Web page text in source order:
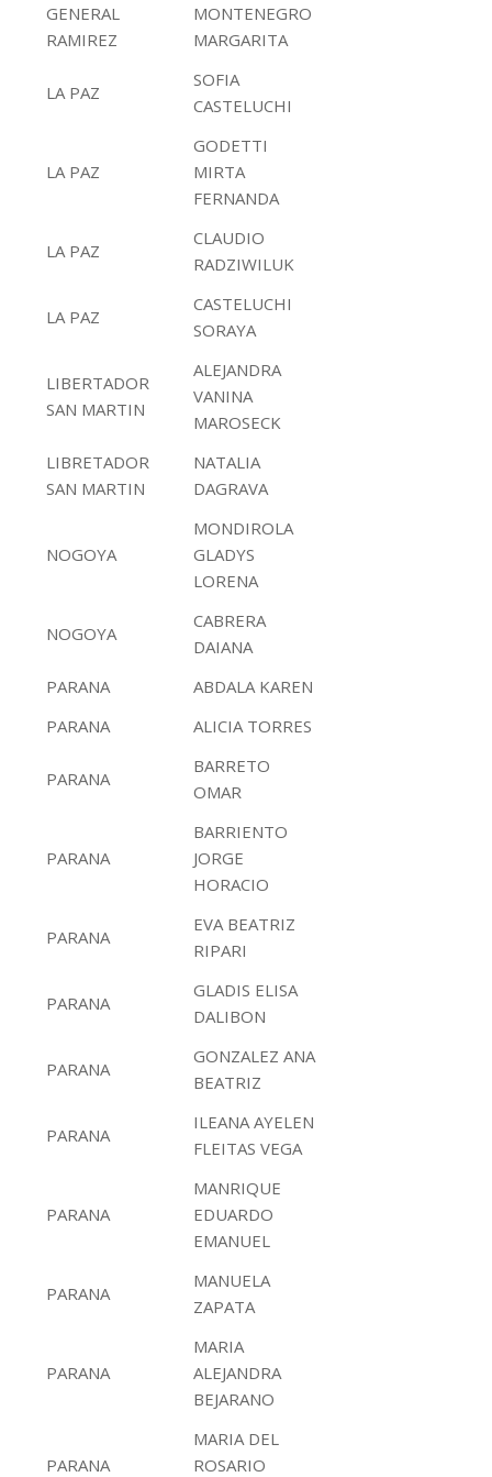
GENERAL
RAMIREZ
MONTENEGRO
MARGARITA
LA PAZ
SOFIA
CASTELUCHI
LA PAZ
GODETTI
MIRTA
FERNANDA
LA PAZ
CLAUDIO
RADZIWILUK
LA PAZ
CASTELUCHI
SORAYA
LIBERTADOR
SAN MARTIN
ALEJANDRA
VANINA
MAROSECK
LIBRETADOR
SAN MARTIN
NATALIA
DAGRAVA
NOGOYA
MONDIROLA
GLADYS
LORENA
NOGOYA
CABRERA
DAIANA
PARANA
ABDALA KAREN
PARANA
ALICIA TORRES
PARANA
BARRETO
OMAR
PARANA
BARRIENTO
JORGE
HORACIO
PARANA
EVA BEATRIZ
RIPARI
PARANA
GLADIS ELISA
DALIBON
PARANA
GONZALEZ ANA
BEATRIZ
PARANA
ILEANA AYELEN
FLEITAS VEGA
PARANA
MANRIQUE
EDUARDO
EMANUEL
PARANA
MANUELA
ZAPATA
PARANA
MARIA
ALEJANDRA
BEJARANO
PARANA
MARIA DEL
ROSARIO